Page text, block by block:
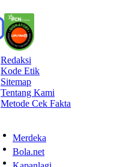
Redaksi
Kode Etik
Sitemap
Tentang Kami
Metode Cek Fakta
Merdeka
Bola.net